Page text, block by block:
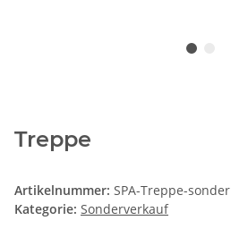
Treppe
Artikelnummer: SPA-Treppe-sonder
Kategorie: Sonderverkauf